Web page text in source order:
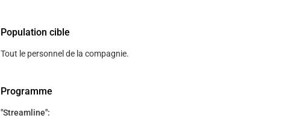
Population cible
Tout le personnel de la compagnie.
Programme
"Streamline":